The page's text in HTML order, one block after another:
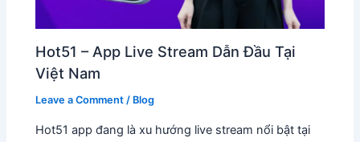
Hot51 – App Live Stream Dẫn Đầu Tại
Việt Nam
Leave a Comment / Blog
Hot51 app đang là xu hướng live stream nổi bật tại